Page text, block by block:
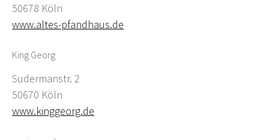
50678 Köln
www.altes-pfandhaus.de
King Georg
Sudermanstr. 2
50670 Köln
www.kinggeorg.de